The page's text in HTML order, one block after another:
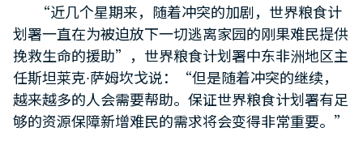
“近几个星期来，随着冲突的加剧，世界粮食计
划署一直在为被迫放下一切逃离家园的刚果难民提供
挽救生命的援助”，世界粮食计划署中东非洲地区主
任斯坦莱克∙萨姆坎戈说：“但是随着冲突的继续，
越来越多的人会需要帮助。保证世界粮食计划署有足
够的资源保障新增难民的需求将会变得非常重要。”